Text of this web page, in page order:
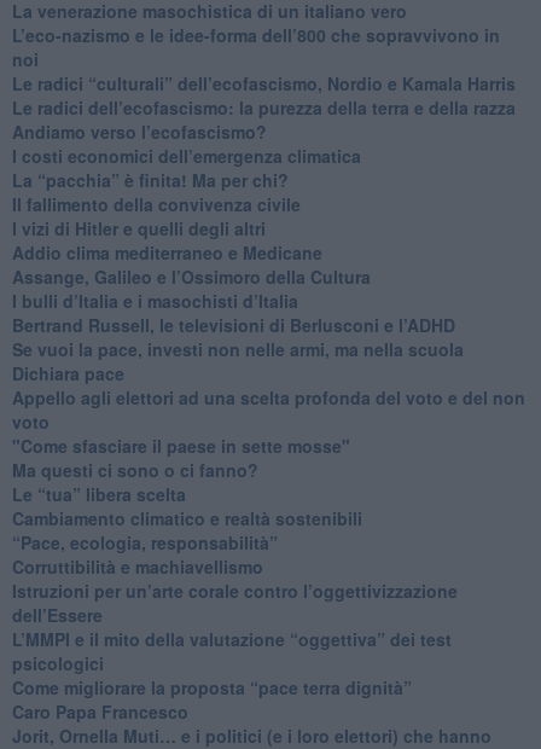
​La venerazione masochistica di un italiano vero
​L’eco-nazismo e le idee-forma dell’800 che sopravvivono in
noi
​Le radici “culturali” dell’ecofascismo, Nordio e Kamala Harris
Le radici dell’ecofascismo: la purezza della terra e della razza
Andiamo verso l’ecofascismo?
I costi economici dell’emergenza climatica
​La “pacchia” è finita! Ma per chi?
​Il fallimento della convivenza civile
​I vizi di Hitler e quelli degli altri
Addio clima mediterraneo e Medicane
​Assange, Galileo e l’Ossimoro della Cultura
​I bulli d’Italia e i masochisti d’Italia
​Bertrand Russell, le televisioni di Berlusconi e l’ADHD
​Se vuoi la pace, investi non nelle armi, ma nella scuola
​Dichiara pace
​Appello agli elettori ad una scelta profonda del voto e del non
voto
"Come sfasciare il paese in sette mosse"
​Ma questi ci sono o ci fanno?
​Le “tua” libera scelta
Cambiamento climatico e realtà sostenibili
“Pace, ecologia, responsabilità”
​Corruttibilità e machiavellismo
Istruzioni per un’arte corale contro l’oggettivizzazione
dell’Essere
​L’MMPI e il mito della valutazione “oggettiva” dei test
psicologici
Come migliorare la proposta “pace terra dignità”
Caro Papa Francesco
​Jorit, Ornella Muti… e i politici (e i loro elettori) che hanno